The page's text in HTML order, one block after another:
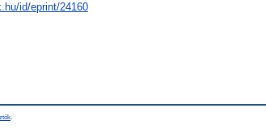
id/eprint/24160